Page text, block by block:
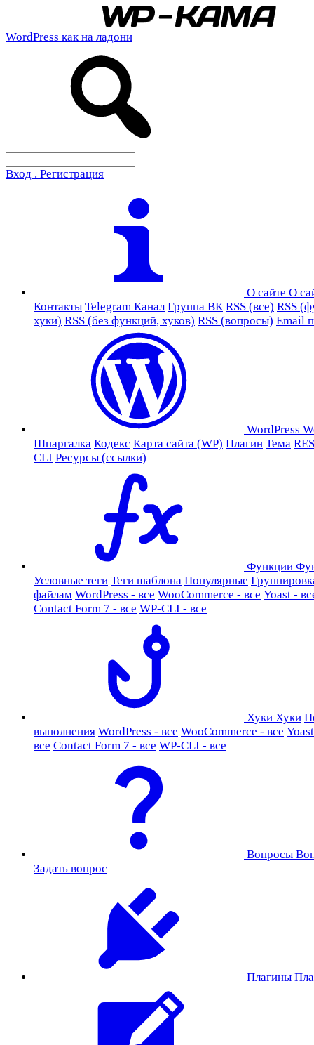
WordPress как на ладони
Вход . Регистрация
О сайте О
Контакты Telegram Канал Группа ВК RSS (все) RSS
хуки) RSS (без функций, хуков) RSS (вопросы) Email
WordPress
Шпаргалка Кодекс Карта сайта (WP) Плагин Тема
CLI Ресурсы (ссылки)
Функции
Условные теги Теги шаблона Популярные
файлам WordPress - все WooCommerce - все Yoast -
Contact Form 7 - все WP-CLI - все
Хуки Хуки
выполнения WordPress - все WooCommerce - все
все Contact Form 7 - все WP-CLI - все
Вопросы
Задать вопрос
Плагины